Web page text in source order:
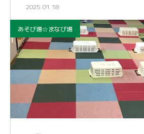
2025.01.18
あそび場☆まなび場